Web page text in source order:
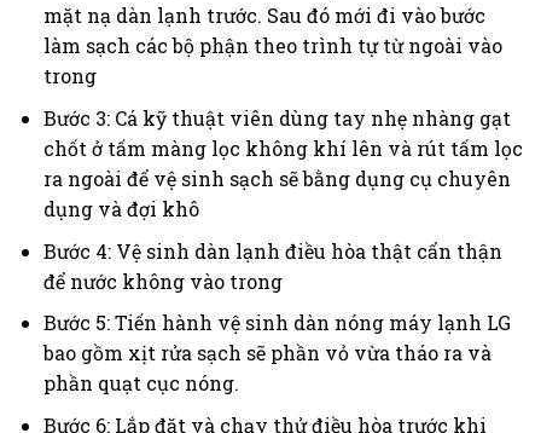
mặt nạ dàn lạnh trước. Sau đó mới đi vào bước
làm sạch các bộ phận theo trình tự từ ngoài vào
trong
Bước 3: Cá kỹ thuật viên dùng tay nhẹ nhàng gạt
chốt ở tấm màng lọc không khí lên và rút tấm lọc
ra ngoài để vệ sinh sạch sẽ bằng dụng cụ chuyên
dụng và đợi khô
Bước 4: Vệ sinh dàn lạnh điều hòa thật cẩn thận
để nước không vào trong
Bước 5: Tiến hành vệ sinh dàn nóng máy lạnh LG
bao gồm xịt rửa sạch sẽ phần vỏ vừa tháo ra và
phần quạt cục nóng.
Bước 6: Lắp đặt và chạy thử điều hòa trước khi